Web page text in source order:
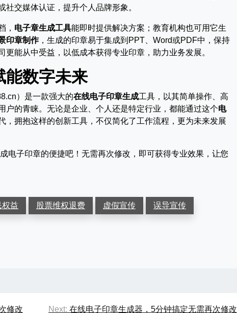
交媒体认证，提升个人品牌形象。
， 电子章生成工具能即时提供解决方案；教育机构也可用它生
印章制作，生成的印章易于集成到PPT、Word或PDF中，保持
能从中受益，以低成本获得专业印章，助力业务发展。
能数字未来
）是一款强大的在线电子印章生成工具，以其简单操作、高
户的青睐。无论是企业、个人还是特定行业，都能通过这个电
，拥抱这样的创新工具，不仅简化了工作流程，更为未来发展
电子印章的便捷吧！无需再次修改，即可获得专业效果，让您
权益 股票维权退费 虚假宣传
误导宣传
修改 Next: 在线电子印章生成器，5分钟搞定无需再次修改